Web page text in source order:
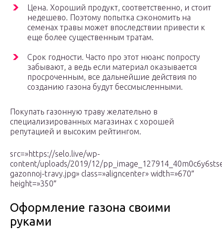
Цена. Хороший продукт, соответственно, и стоит
недешево. Поэтому попытка сэкономить на
семенах травы может впоследствии привести к
еще более существенным тратам.
Срок годности. Часто про этот нюанс попросту
забывают, а ведь если материал оказывается
просроченным, все дальнейшие действия по
созданию газона будут бессмысленными.
Покупать газонную траву желательно в
специализированных магазинах с хорошей
репутацией и высоким рейтингом.
src=»https://selo.live/wp-
content/uploads/2019/12/
gazonnoj-travy.jpg» class=»aligncenter» width=»670″
height=»350″
Оформление газона своими
руками